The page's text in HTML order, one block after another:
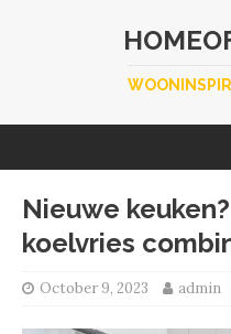
Nieuwe
koelvries
October 9, 2023 admin